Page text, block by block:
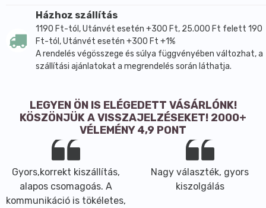
Házhoz szállítás
1190 Ft-tól, Utánvét esetén +300 Ft, 25.000 Ft felett 190
Ft-tól, Utánvét esetén +300 Ft +1%
A rendelés végösszege és súlya függvényében változhat, a
szállítási ajánlatokat a megrendelés során láthatja.
LEGYEN ÖN IS ELÉGEDETT VÁSÁRLÓNK!
KÖSZÖNJÜK A VISSZAJELZÉSEKET! 2000+
VÉLEMÉNY 4,9 PONT
Gyors,korrekt kiszállítás,
alapos csomagoás. A
kommunikáció is tökéletes,
Nagy választék, gyors
kiszolgálás